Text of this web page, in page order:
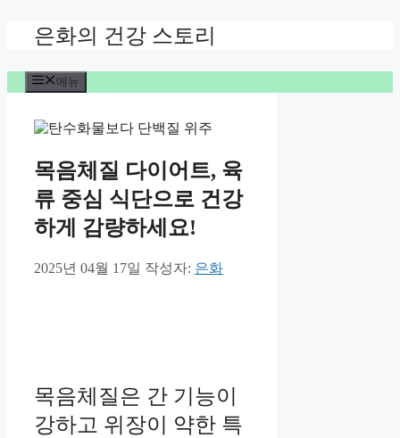
은화의 건강 스토리
메뉴
목음체질 다이어트, 육
류 중심 식단으로 건강
하게 감량하세요!
2025년 04월 17일 작성자: 은화
목음체질은 간 기능이
강하고 위장이 약한 특